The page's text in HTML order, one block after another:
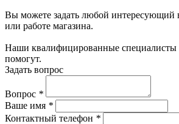
Вы можете задать любой интересующий
или работе магазина.
Наши квалифицированные специалисты
помогут.
Задать вопрос
Вопрос *
Ваше имя *
Контактный телефон *